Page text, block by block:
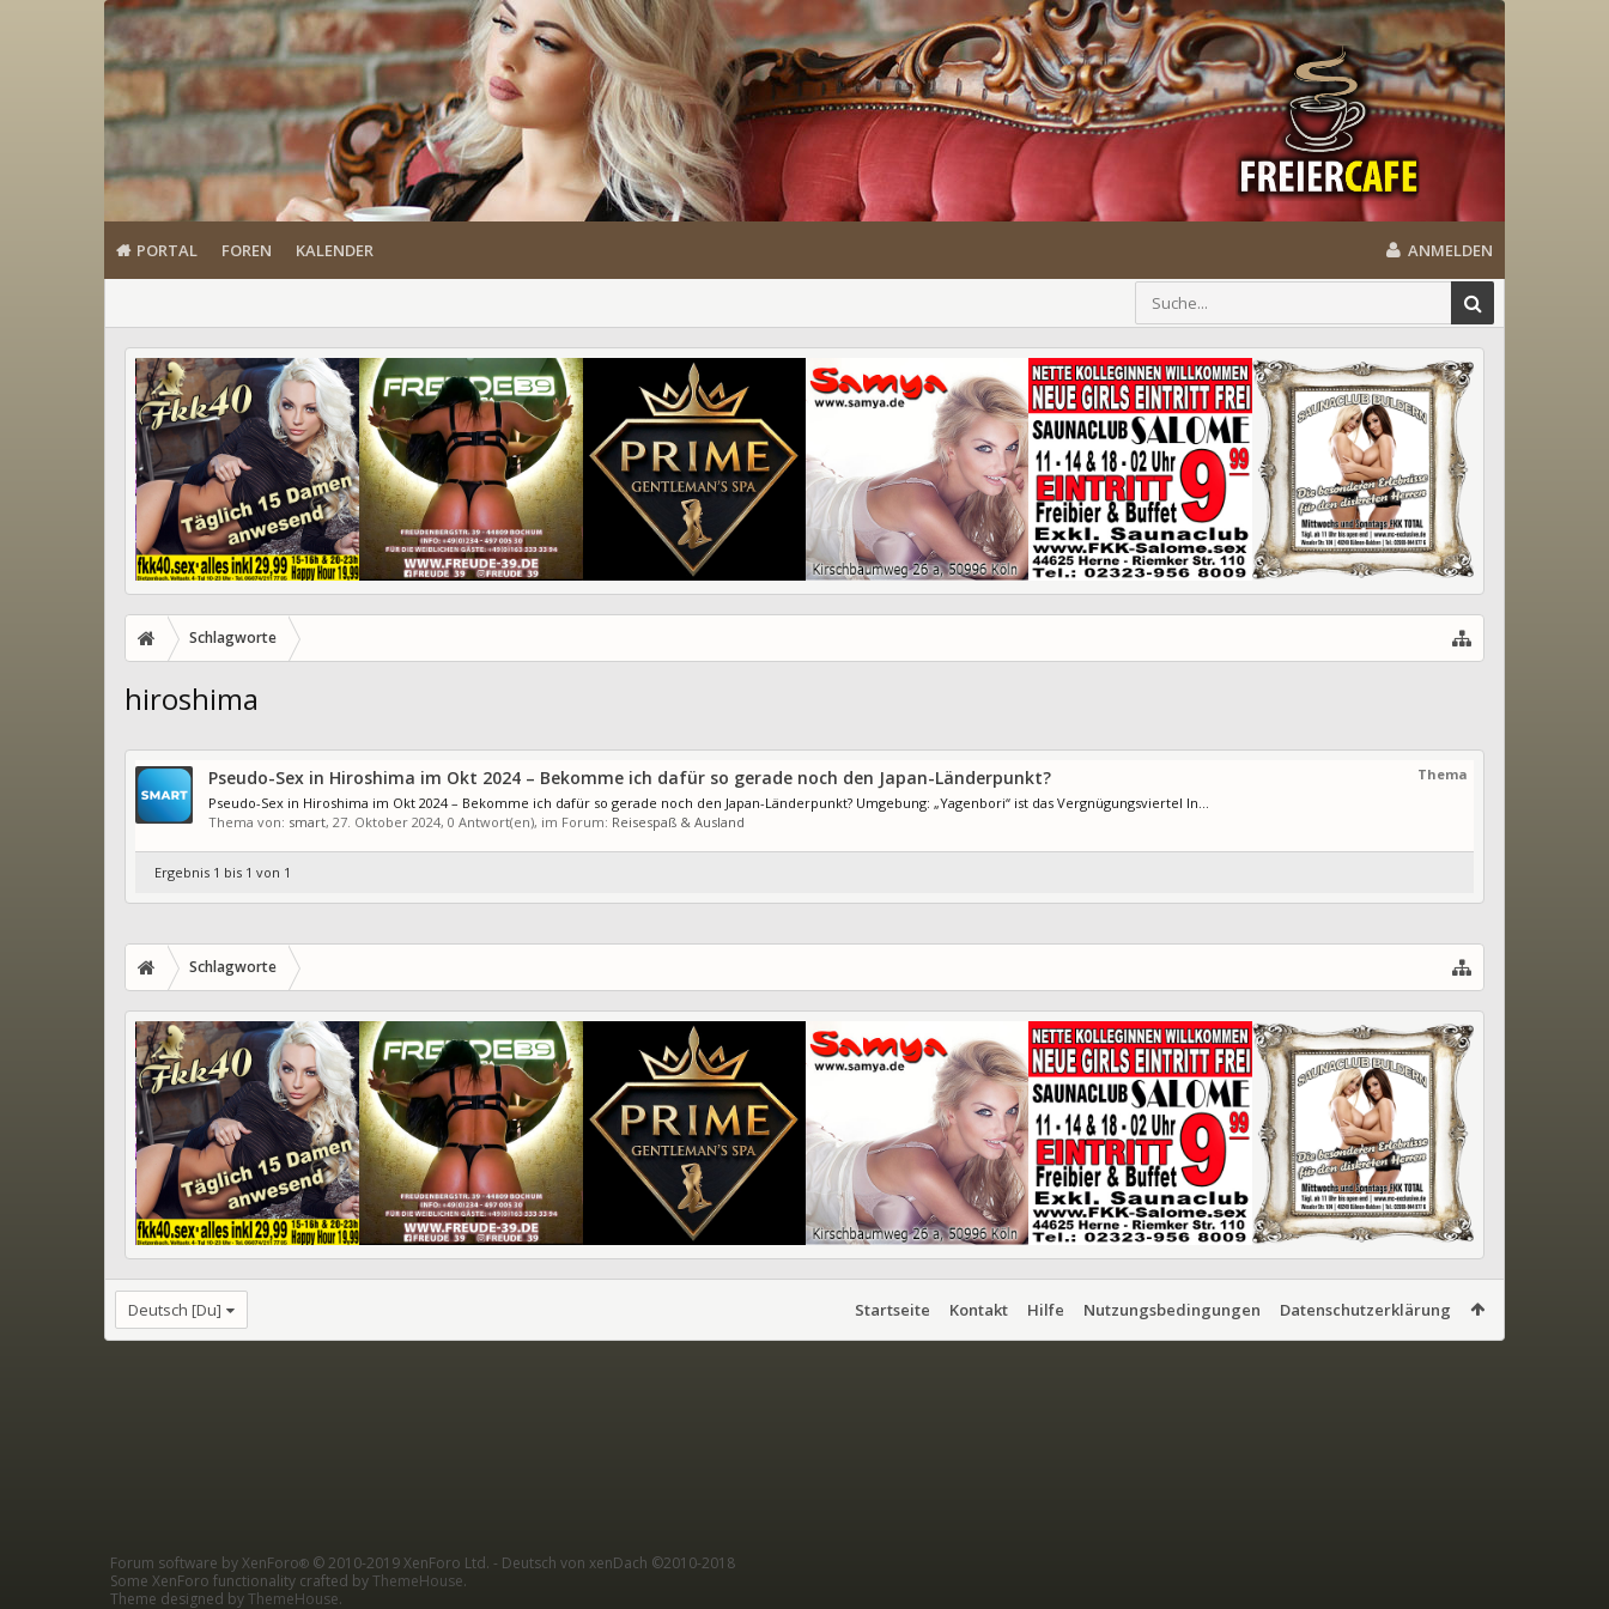
PORTAL FOREN KALENDER ANMELDEN
Schlagworte
hiroshima
Thema
Pseudo-Sex in Hiroshima im Okt 2024 – Bekomme ich dafür so gerade noch den Japan-Länderpunkt?
Pseudo-Sex in Hiroshima im Okt 2024 – Bekomme ich dafür so gerade noch den Japan-Länderpunkt? Umgebung: „Yagenbori“ ist das Vergnügungsviertel In...
Thema von: smart, 27. Oktober 2024, 0 Antwort(en), im Forum: Reisespaß & Ausland
Ergebnis 1 bis 1 von 1
Schlagworte
Deutsch [Du] Startseite Kontakt Hilfe Nutzungsbedingungen Datenschutzerklärung
Forum software by XenForo® © 2010-2019 XenForo Ltd. - Deutsch von xenDach ©2010-2018
Some XenForo functionality crafted byThemeHouse.
Theme designed byThemeHouse.